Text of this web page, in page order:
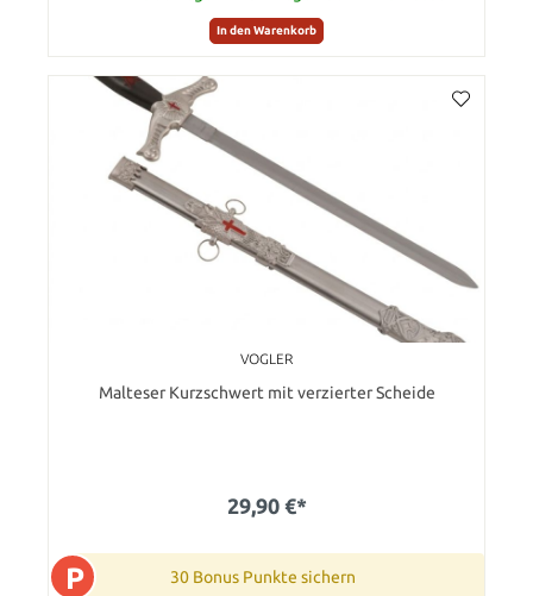
In den Warenkorb
VOGLER
Malteser Kurzschwert mit verzierter Scheide
29,90 €*
P 30 Bonus Punkte sichern